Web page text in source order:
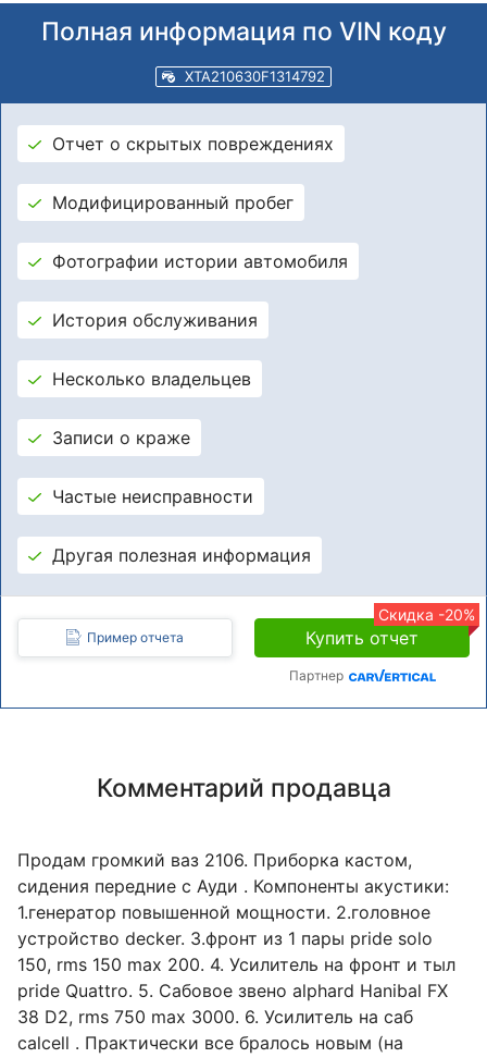
Полная информация по VIN коду
XTA210630F1314792
Отчет о скрытых повреждениях
Модифицированный пробег
Фотографии истории автомобиля
История обслуживания
Несколько владельцев
Записи о краже
Частые неисправности
Другая полезная информация
Пример отчета
Скидка -20%
Купить отчет
Партнер
Комментарий продавца
Продам громкий ваз 2106. Приборка кастом,
сидения передние с Ауди . Компоненты акустики:
1.генератор повышенной мощности. 2.головное
устройство decker. 3.фронт из 1 пары pride solo
150, rms 150 max 200. 4. Усилитель на фронт и тыл
pride Quattro. 5. Сабовое звено alphard Hanibal FX
38 D2, rms 750 max 3000. 6. Усилитель на саб
calcell . Практически все бралось новым (на